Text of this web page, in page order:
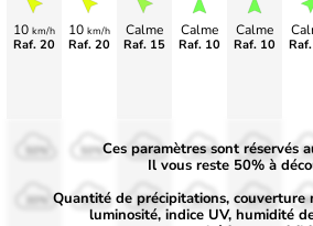
10 km/h
Raf. 20
10 km/h
Raf. 20
Calme
Raf. 15
Calme
Raf. 10
Calme
Raf. 10
50%
30%
50%
30%
50%
30%
50%
30%
Ces paramètres sont réservés
Il vous reste 50% à
Quantité de précipitations, couverture
luminosité, indice UV, humidité